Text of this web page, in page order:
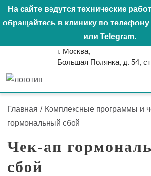
На сайте ведутся технические
обращайтесь в клинику по телефону
или Telegram.
г. Москва,
Большая Полянка, д. 54,
Главная / Комплексные программы и
гормональный сбой
Чек-ап
сбой